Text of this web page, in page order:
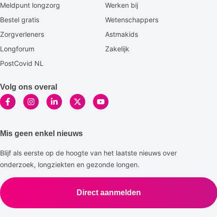
Meldpunt longzorg
Werken bij
Bestel gratis
Wetenschappers
Zorgverleners
Astmakids
Longforum
Zakelijk
PostCovid NL
Volg ons overal
Mis geen enkel nieuws
Blijf als eerste op de hoogte van het laatste nieuws over
onderzoek, longziekten en gezonde longen.
Direct aanmelden